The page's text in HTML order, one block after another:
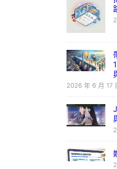
2026 年 6 月 17